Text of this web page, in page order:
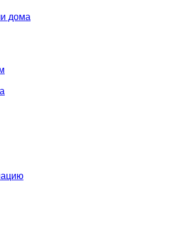
дома